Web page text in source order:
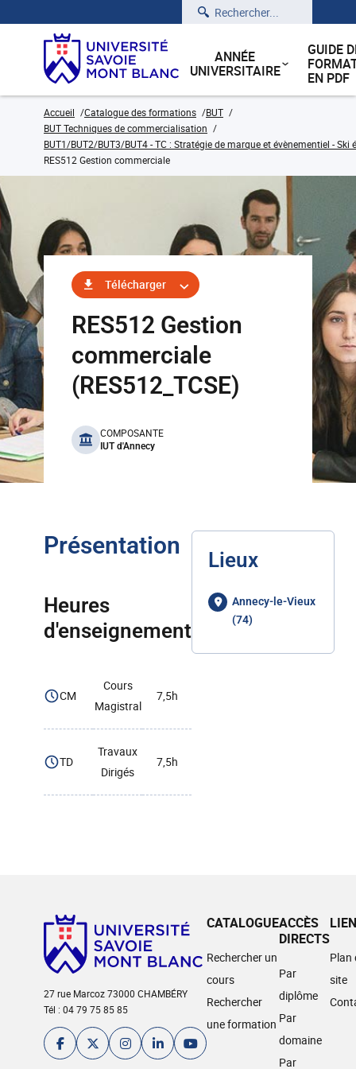
Rechercher
ANNÉE
UNIVERSITAIRE
GUIDE
EN PDF
Accueil Catalogue des formations
BUT
BUT Techniques de commercialisation
BUT1/BUT2/BUT3/BUT4 - TC : Stratégie de marque et évènementiel - Ski
RES512 Gestion commerciale
Télécharger
RES512 Gestion
commerciale
(RES512_TCSE)
benefits
COMPOSANTE
IUT d'Annecy
Présentation
Heures
d'enseignement
CM
Cours
Magistral
7,5h
TD
Travaux
Dirigés
7,5h
Lieux
Annecy-le-Vieux
(74)
27 rue Marcoz 73000 CHAMBÉRY
Tél : 04 79 75 85 85
CATALOGUE
Rechercher un
cours
Rechercher
une formation
ACCÈS
DIRECTS
Par
diplôme
Par
domaine
Par
Plan
site